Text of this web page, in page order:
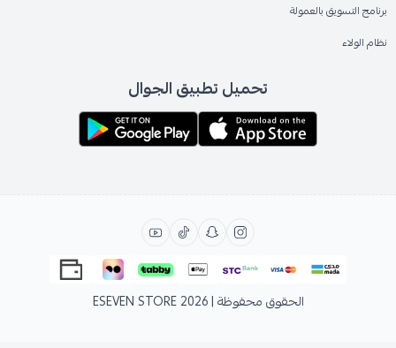
برنامج التسويق بالعمولة
نظام الولاء
تحميل تطبيق الجوال
الحقوق محفوظة | 2026 ESEVEN STORE